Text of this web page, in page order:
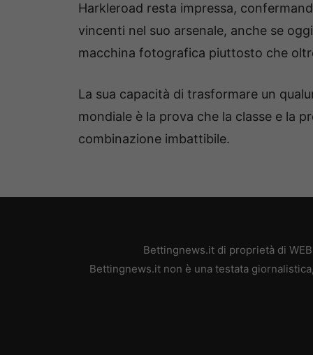
Harkleroad resta impressa,
vincenti nel suo arsenale, anche se
macchina fotografica piuttosto che
La sua capacità di trasformare un
mondiale è la prova che la classe e la
combinazione imbattibile.
Bettingnews.it di proprietà di
Bettingnews.it non è una testata